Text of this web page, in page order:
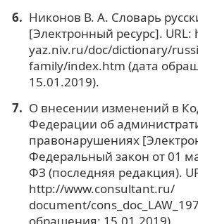
Никонов В. А. Словарь
[Электронный ресурс].
yaz.niv.ru/doc/dictionary/
family/index.htm (дата
15.01.2019).
О внесении изменений в
Федерации об
правонарушениях
Федеральный закон от 01
ФЗ (последняя редакция).
http://www.consultant.ru/
document/
обращения: 15.01.2019).